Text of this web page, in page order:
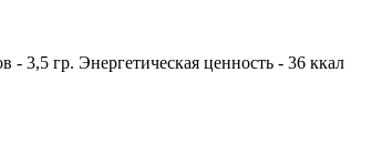
3,5 гр. Энергетическая ценность - 36 ккал